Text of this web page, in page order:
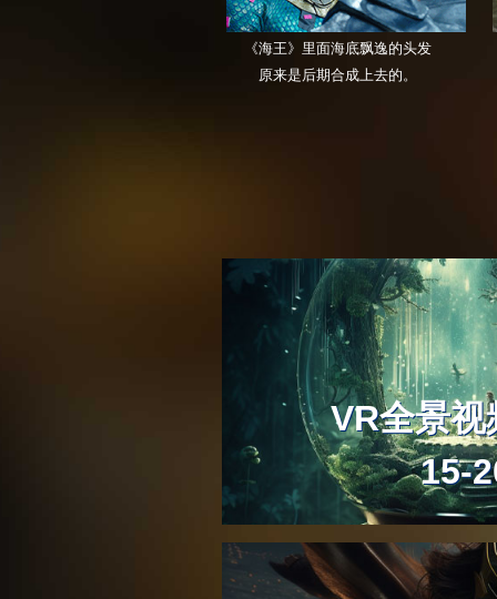
《海王》里面海底飘逸
原来是后期合成上去